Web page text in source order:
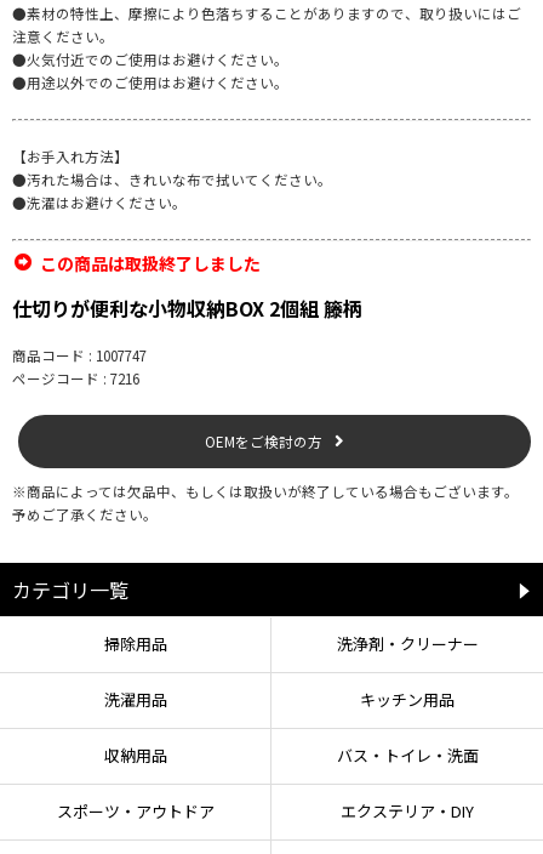
●素材の特性上、摩擦により色落ちすることがありますので、取り扱いにはご
注意ください。
●火気付近でのご使用はお避けください。
●用途以外でのご使用はお避けください。
【お手入れ方法】
●汚れた場合は、きれいな布で拭いてください。
●洗濯はお避けください。
この商品は取扱終了しました
仕切りが便利な小物収納BOX 2個組 籐柄
商品コード : 1007747
ページコード : 7216
OEMをご検討の方
※商品によっては欠品中、もしくは取扱いが終了している場合もございます。
予めご了承ください。
カテゴリ一覧
掃除用品 洗浄剤・クリーナー
洗濯用品 キッチン用品
収納用品 バス・トイレ・洗面
スポーツ・アウトドア エクステリア・DIY